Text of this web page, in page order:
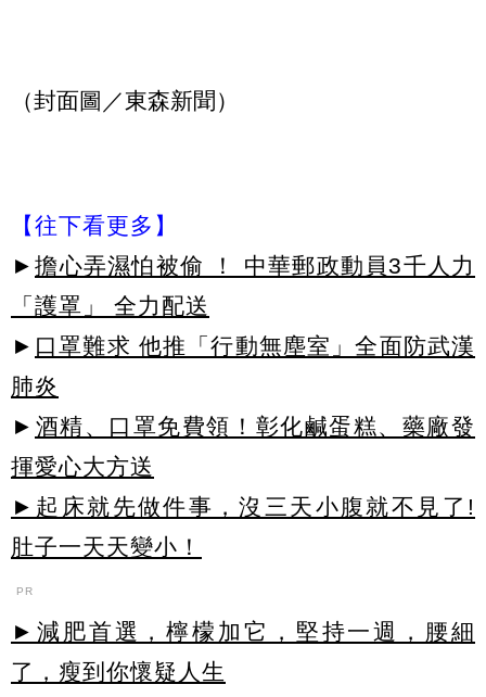
（封面圖／東森新聞）
【往下看更多】
► 擔心弄濕怕被偷 ！ 中華郵政動員3千人力
「護罩」 全力配送
► 口罩難求 他推「行動無塵室」全面防武漢
肺炎
► 酒精、口罩免費領！彰化鹹蛋糕、藥廠發
揮愛心大方送
►起床就先做件事，沒三天小腹就不見了!
肚子一天天變小！
PR
►減肥首選，檸檬加它，堅持一週，腰細
了，瘦到你懷疑人生